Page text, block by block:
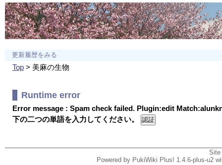
更新履歴をみる
Top> 美麻の生物
Runtime error
Error message : Spam check failed. Plugin:edit
下の二つの単語を入力してください。
Powered by PukiWiki Plus! 1.4.6-plus-u2